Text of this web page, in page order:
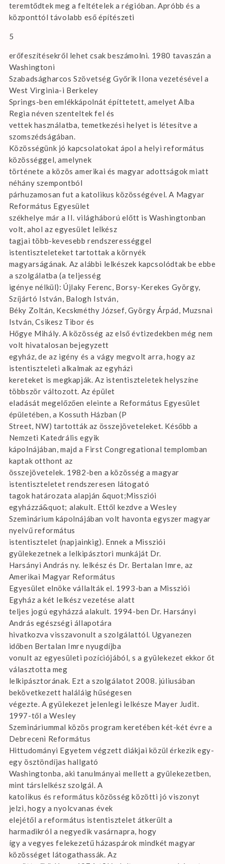
teremtődtek meg a feltételek a régióban. Apróbb és a
központtól távolabb eső építészeti
5
erőfeszítésekről lehet csak beszámolni. 1980 tavaszán a
Washingtoni
Szabadságharcos Szövetség Győrik Ilona vezetésével a
West Virginia-i Berkeley
Springs-ben emlékkápolnát építtetett, amelyet Alba
Regia néven szenteltek fel és
vettek használatba, temetkezési helyet is létesítve a
szomszédságában.
Közösségünk jó kapcsolatokat ápol a helyi református
közösséggel, amelynek
története a közös amerikai és magyar adottságok miatt
néhány szempontból
párhuzamosan fut a katolikus közösségével. A Magyar
Református Egyesület
székhelye már a II. világháború előtt is Washingtonban
volt, ahol az egyesület lelkész
tagjai több-kevesebb rendszerességgel
istentiszteleteket tartottak a környék
magyarságának. Az alábbi lelkészek kapcsolódtak be ebbe
a szolgálatba (a teljesség
igénye nélkül): Újlaky Ferenc, Borsy-Kerekes György,
Szíjártó István, Balogh István,
Béky Zoltán, Kecskméthy József, György Árpád, Muzsnai
István, Csikesz Tibor és
Hőgye Mihály. A közösség az első évtizedekben még nem
volt hivatalosan bejegyzett
egyház, de az igény és a vágy megvolt arra, hogy az
istentiszteleti alkalmak az egyházi
kereteket is megkapják. Az istentiszteletek helyszíne
többször változott. Az épület
eladását megelőzően eleinte a Református Egyesület
épületében, a Kossuth Házban (P
Street, NW) tartották az összejöveteleket. Később a
Nemzeti Katedrális egyik
kápolnájában, majd a First Congregational templomban
kaptak otthont az
összejövetelek. 1982-ben a közösség a magyar
istentiszteletet rendszeresen látogató
tagok határozata alapján &quot;Missziói
egyházzá&quot; alakult. Ettől kezdve a Wesley
Szeminárium kápolnájában volt havonta egyszer magyar
nyelvű református
istentisztelet (napjainkig). Ennek a Missziói
gyülekezetnek a lelkipásztori munkáját Dr.
Harsányi András ny. lelkész és Dr. Bertalan Imre, az
Amerikai Magyar Református
Egyesület elnöke vállalták el. 1993-ban a Missziói
Egyház a két lelkész vezetése alatt
teljes jogú egyházzá alakult. 1994-ben Dr. Harsányi
András egészségi állapotára
hivatkozva visszavonult a szolgálattól. Ugyanezen
időben Bertalan Imre nyugdíjba
vonult az egyesületi pozíciójából, s a gyülekezet ekkor őt
választotta meg
lelkipásztorának. Ezt a szolgálatot 2008. júliusában
bekövetkezett haláláig hűségesen
végezte. A gyülekezet jelenlegi lelkésze Mayer Judit.
1997-től a Wesley
Szemináriummal közös program keretében két-két évre a
Debreceni Református
Hittudományi Egyetem végzett diákjai közül érkezik egy-
egy ösztöndíjas hallgató
Washingtonba, aki tanulmányai mellett a gyülekezetben,
mint társlelkész szolgál. A
katolikus és református közösség közötti jó viszonyt
jelzi, hogy a nyolcvanas évek
elejétől a református istentisztelet átkerült a
harmadikról a negyedik vasárnapra, hogy
így a vegyes felekezetű házaspárok mindkét magyar
közösséget látogathassák. Az